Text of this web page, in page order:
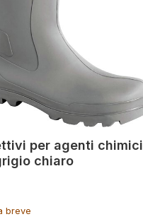
per agenti chimici
chiaro
breve